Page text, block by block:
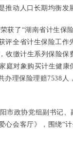
推动人口长期均衡发
获了“湖南省计生保
评全省计生保险工作
收缴计生系列保险保
庭对象购买计生健康
办理保险理赔7538人
市政协党组副书记、
心会客厅》，围绕“